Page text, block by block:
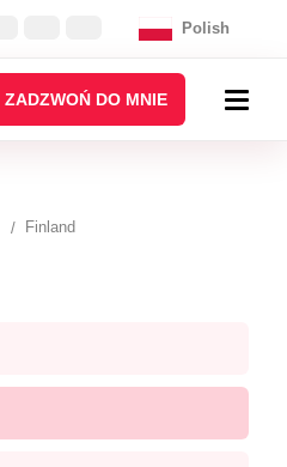
Polish
ZADZWOŃ DO MNIE
Finland